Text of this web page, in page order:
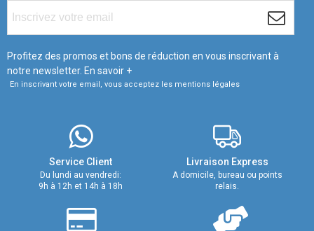
Profitez des promos et bons de réduction en vous inscrivant à
notre newsletter. En savoir +
En inscrivant votre email, vous acceptez les mentions légales
Service Client
Du lundi au vendredi:
9h à 12h et 14h à 18h
Livraison Express
A domicile, bureau ou points
relais.